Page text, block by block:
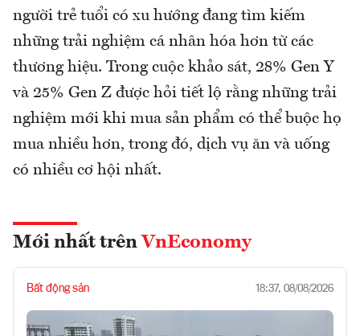
người trẻ tuổi có xu hướng đang tìm kiếm
những trải nghiệm cá nhân hóa hơn từ các
thương hiệu. Trong cuộc khảo sát, 28% Gen Y
và 25% Gen Z được hỏi tiết lộ rằng những trải
nghiệm mới khi mua sản phẩm có thể buộc họ
mua nhiều hơn, trong đó, dịch vụ ăn và uống
có nhiều cơ hội nhất.
Mới nhất trên VnEconomy
Bất động sản 18:37, 08/08/2026